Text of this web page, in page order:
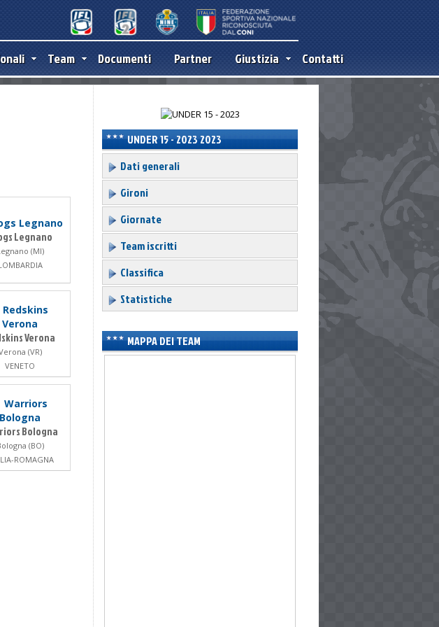
Team Documenti Partner Giustizia Contatti
Legnano
(MI)
Verona
(VR)
VENETO
Bologna
(BO)
ROMAGNA
UNDER 15 - 2023 2023
Dati generali
Gironi
Giornate
Team iscritti
Classifica
Statistiche
MAPPA DEI TEAM